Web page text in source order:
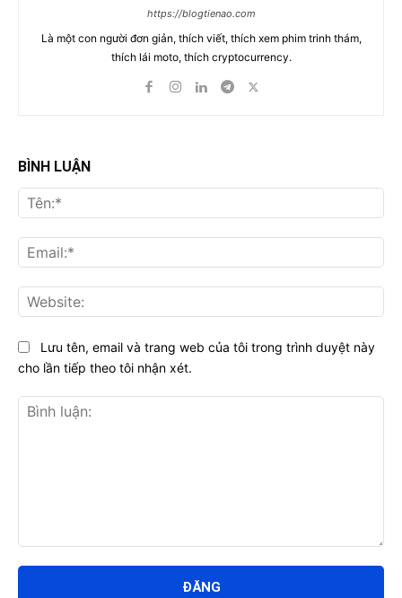
https://blogtienao.com
Là một con người đơn giản, thích viết, thích xem phim trinh thám,
thích lái moto, thích cryptocurrency.
BÌNH LUẬN
luận:
Lưu tên, email và trang web của tôi trong trình duyệt này
cho lần tiếp theo tôi nhận xét.